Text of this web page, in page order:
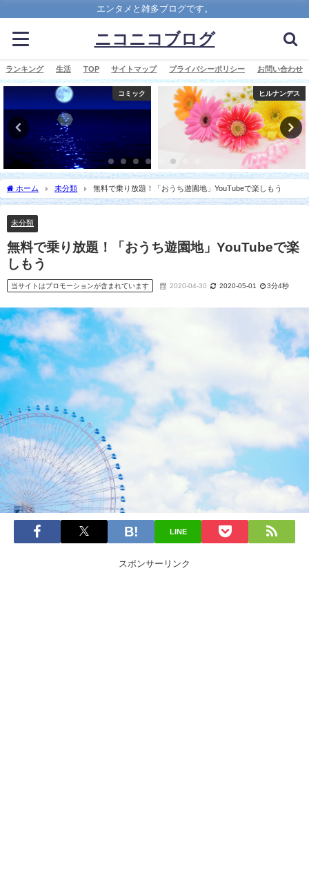
エンタメと雑多ブログです。
ニコニコブログ
ランキング 生活 TOP サイトマップ プライバシーポリシー お問い合わせ
コミック ヒルナンデス
ホーム 未分類 無料で乗り放題！「おうち遊園地」YouTubeで楽しもう
未分類
無料で乗り放題！「おうち遊園地」YouTubeで楽
しもう
当サイトはプロモーションが含まれています 2020-04-30 2020-05-01 3分4秒
LINE
スポンサーリンク